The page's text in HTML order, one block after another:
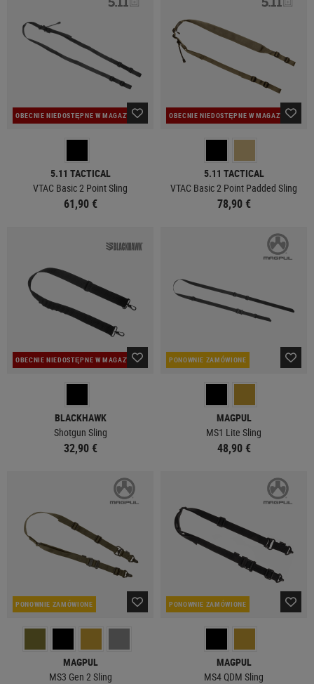
OBECNIE NIEDOSTĘPNE W MAGAZYNIE
5.11 TACTICAL
VTAC Basic 2 Point Sling
61,90 €
OBECNIE NIEDOSTĘPNE W MAGAZYNIE
5.11 TACTICAL
VTAC Basic 2 Point Padded Sling
78,90 €
OBECNIE NIEDOSTĘPNE W MAGAZYNIE
BLACKHAWK
Shotgun Sling
32,90 €
PONOWNIE ZAMÓWIONE
MAGPUL
MS1 Lite Sling
48,90 €
PONOWNIE ZAMÓWIONE
MAGPUL
MS3 Gen 2 Sling
PONOWNIE ZAMÓWIONE
MAGPUL
MS4 QDM Sling